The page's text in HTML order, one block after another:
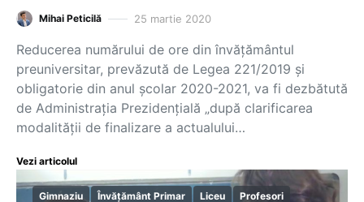
Mihai Peticilă 25 martie 2020
Reducerea numărului de ore din învățământul
preuniversitar, prevăzută de Legea 221/2019 și
obligatorie din anul școlar 2020-2021, va fi dezbătută
de Administrația Prezidențială „după clarificarea
modalității de finalizare a actualului…
Vezi articolul
Gimnaziu Învățământ Primar Liceu Profesori